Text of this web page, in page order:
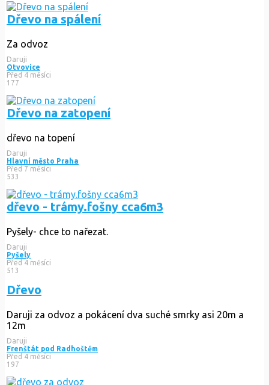
Dřevo na spálení
Za odvoz
Daruji
Otvovice
Před 4 měsíci
177
Dřevo na zatopení
dřevo na topení
Daruji
Hlavní město Praha
Před 7 měsíci
533
dřevo - trámy.fošny cca6m3
Pyšely- chce to nařezat.
Daruji
Pyšely
Před 4 měsíci
513
Dřevo
Daruji za odvoz a pokácení dva suché smrky asi 20m a
12m
Daruji
Frenštát pod Radhoštěm
Před 4 měsíci
197